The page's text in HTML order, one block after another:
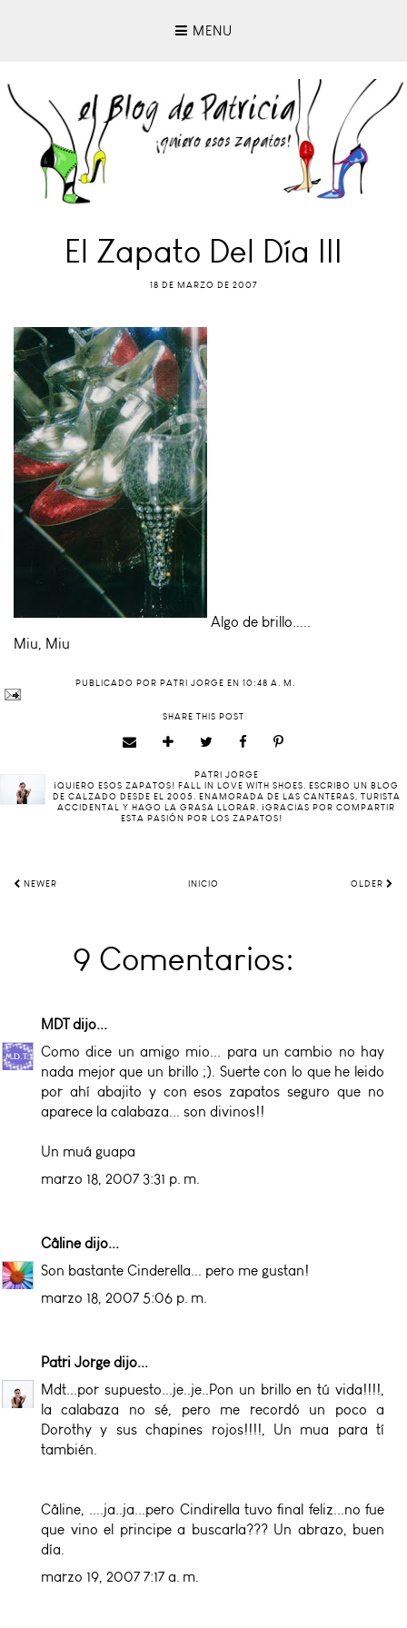
MENU
El Zapato Del Día III
18 DE MARZO DE 2007
Algo de brillo.....
Miu, Miu
PUBLICADO POR PATRI JORGE EN 10:48 A. M.
SHARE THIS POST
PATRI JORGE
¡QUIERO ESOS ZAPATOS! FALL IN LOVE WITH SHOES. ESCRIBO UN BLOG
DE CALZADO DESDE EL 2005. ENAMORADA DE LAS CANTERAS, TURISTA
ACCIDENTAL Y HAGO LA GRASA LLORAR. ¡GRACIAS POR COMPARTIR
ESTA PASIÓN POR LOS ZAPATOS!
NEWER INICIO OLDER
9 Comentarios:
MDTdijo...
Como dice un amigo mio... para un cambio no hay
nada mejor que un brillo ;). Suerte con lo que he leido
por ahí abajito y con esos zapatos seguro que no
aparece la calabaza... son divinos!!
Un muá guapa
marzo 18, 2007 3:31 p. m.
Câlinedijo...
Son bastante Cinderella... pero me gustan!
marzo 18, 2007 5:06 p. m.
Patri Jorgedijo...
Mdt...por supuesto...je..je..Pon un brillo en tú vida!!!!,
la calabaza no sé, pero me recordó un poco a
Dorothy y sus chapines rojos!!!!, Un mua para tí
también.
Câline, ....ja..ja...pero Cindirella tuvo final feliz...no fue
que vino el principe a buscarla??? Un abrazo, buen
día.
marzo 19, 2007 7:17 a. m.